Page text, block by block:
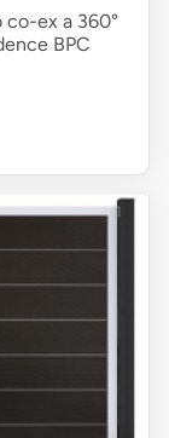
ex a 360°
BPC